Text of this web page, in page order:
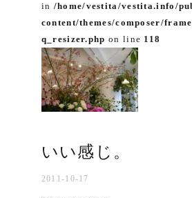
in /home/vestita/vestita.info/
content/themes/composer/
q_resizer.php on line 118
いい感じ。
2011-10-17